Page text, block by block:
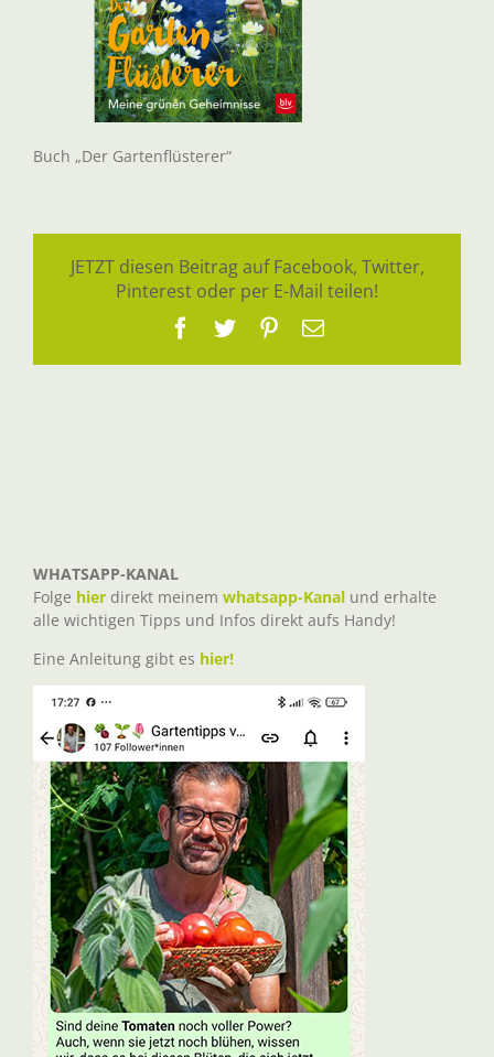
Buch „Der Gartenflüsterer“
JETZT diesen Beitrag auf Facebook, Twitter,
Pinterest oder per E-Mail teilen!
Facebook
TwitterPinterest
E-
WHATSAPP-KANAL
Folge hier direkt meinem whatsapp-Kanal und erhalte
alle wichtigen Tipps und Infos direkt aufs Handy!
Eine Anleitung gibt es hier!